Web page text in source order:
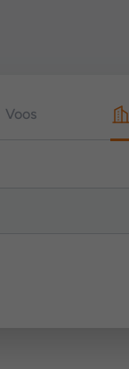
Voos